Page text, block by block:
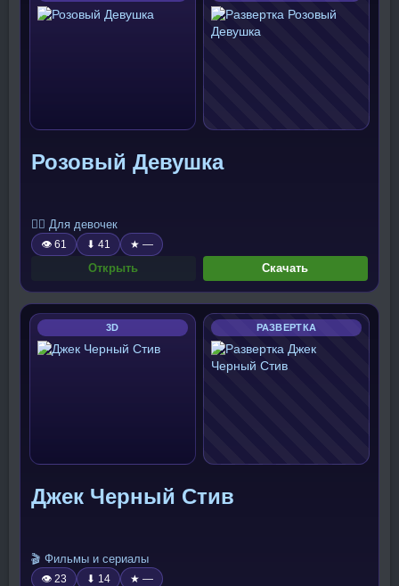
Розовый Девушка
🧍‍♀️ Для девочек
👁 61 ⬇ 41 ★ —
Открыть Скачать
3D РАЗВЕРТКА
Джек Черный Стив
🎬 Фильмы и сериалы
👁 23 ⬇ 14 ★ —